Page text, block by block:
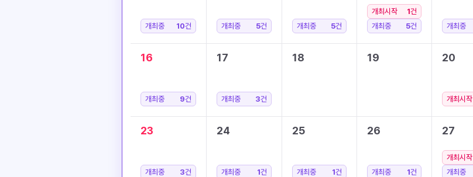
개최중 10건 개최중 5건 개최중 5건
개최시작 1건
개최중
5건 개최중
16
개최중 9건
17
개최중 3건
18 19 20
개최시작
23
개최중 3건
24
개최중 1건
25
개최중 1건
26
개최중 1건
27
개최시작
개최중